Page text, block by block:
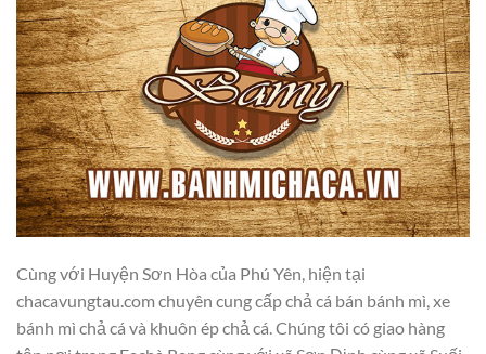
Cùng với Huyện Sơn Hòa của Phú Yên, hiện tại
chacavungtau.com chuyên cung cấp chả cá bán bánh mì, xe
bánh mì chả cá và khuôn ép chả cá. Chúng tôi có giao hàng